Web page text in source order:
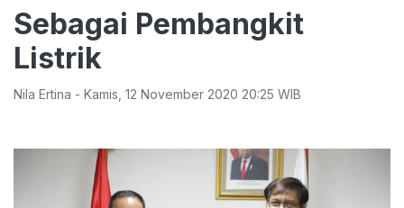
Sebagai Pembangkit
Listrik
Nila Ertina - Kamis 12 November 2020 20:25 WIB